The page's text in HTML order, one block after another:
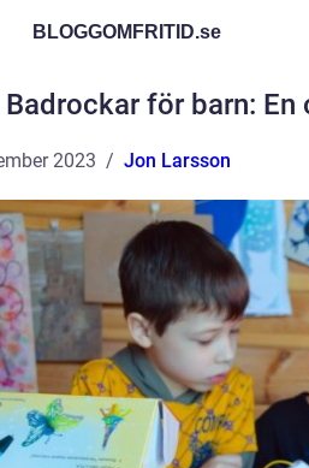
BLOGGOMFRITID.se
Badrockar för barn:
2023 Jon Larsson